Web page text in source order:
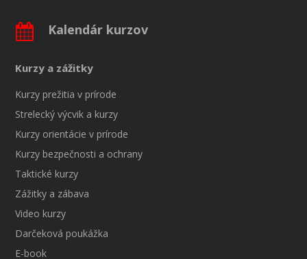
Kalendár kurzov
Kurzy a zážitky
Kurzy prežitia v prírode
Strelecký výcvik a kurzy
Kurzy orientácie v prírode
Kurzy bezpečnosti a ochrany
Taktické kurzy
Zážitky a zábava
Video kurzy
Darčeková poukážka
E-book